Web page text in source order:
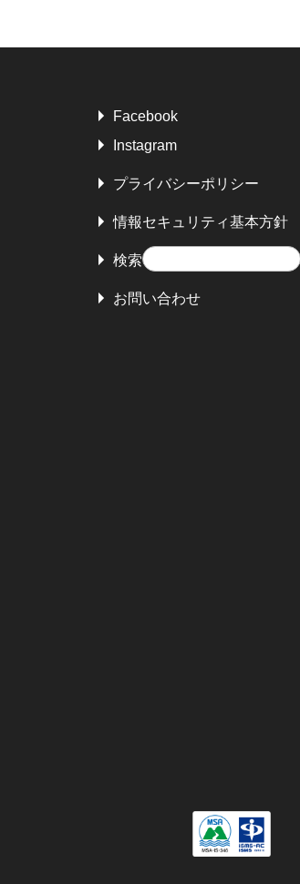
Facebook
Instagram
プライバシーポリシー
情報セキュリティ基本方針
検索
お問い合わせ